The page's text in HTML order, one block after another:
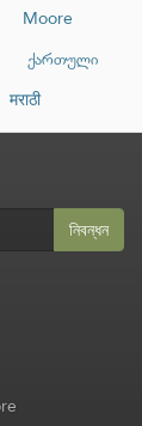
Moore
ქართული
मराठी
নিবন্ধন